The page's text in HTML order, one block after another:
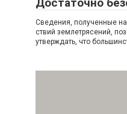
Сведения, полученные
ствий землетрясений,
утверждать, что